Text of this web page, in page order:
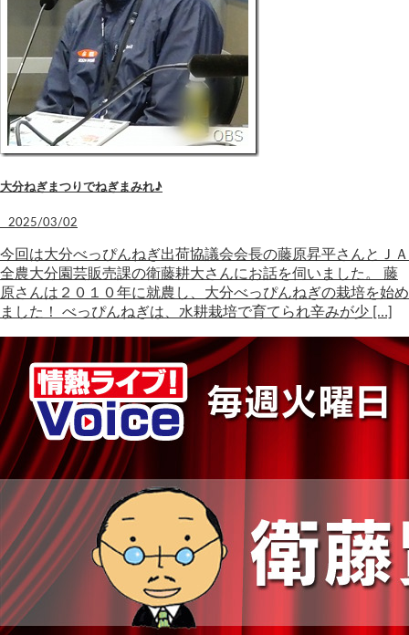
大分ねぎまつりでねぎまみれ♪
2025/03/02
今回は大分べっぴんねぎ出荷協議会会長の藤原昇平さんとＪＡ
全農大分園芸販売課の衛藤耕大さんにお話を伺いました。 藤
原さんは２０１０年に就農し、大分べっぴんねぎの栽培を始め
ました！ べっぴんねぎは、水耕栽培で育てられ辛みが少 […]